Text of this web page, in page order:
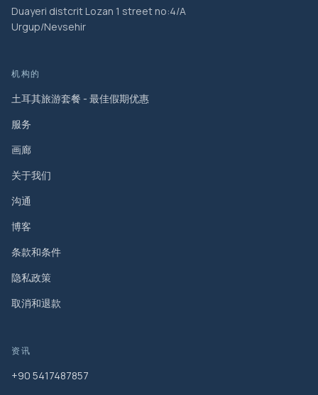
Duayeri distcrit Lozan 1 street no:4/A
Urgup/Nevsehir
机构的
土耳其旅游套餐 - 最佳假期优惠
服务
画廊
关于我们
沟通
博客
条款和条件
隐私政策
取消和退款
资讯
+90 5417487857